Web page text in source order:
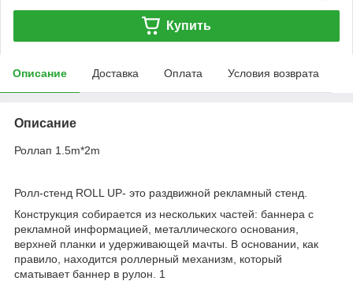
Купить
Описание Доставка Оплата Условия возврата
Описание
Роллап 1.5m*2m
Ролл-стенд ROLL UP- это раздвижной рекламный стенд.
Конструкция собирается из нескольких частей: баннера с
рекламной информацией, металлического основания,
верхней планки и удерживающей мачты. В основании, как
правило, находится роллерный механизм, который
сматывает баннер в рулон. 1